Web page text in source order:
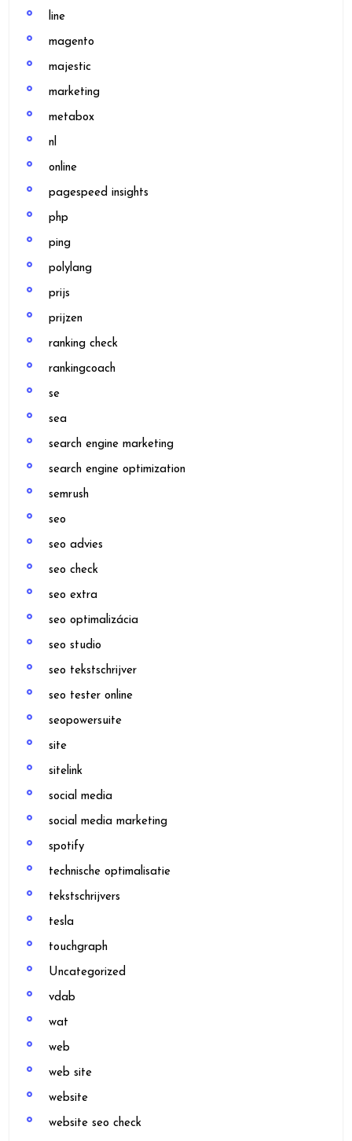
line
magento
majestic
marketing
metabox
nl
online
pagespeed insights
php
ping
polylang
prijs
prijzen
ranking check
rankingcoach
se
sea
search engine marketing
search engine optimization
semrush
seo
seo advies
seo check
seo extra
seo optimalizácia
seo studio
seo tekstschrijver
seo tester online
seopowersuite
site
sitelink
social media
social media marketing
spotify
technische optimalisatie
tekstschrijvers
tesla
touchgraph
Uncategorized
vdab
wat
web
web site
website
website seo check